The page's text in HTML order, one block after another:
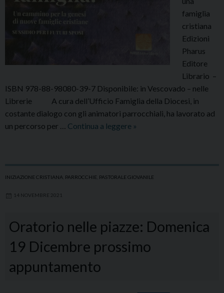
famiglia
cristiana
Edizioni
Pharus
Editore
Librario –
ISBN 978-88-98080-39-7 Disponibile: in Vescovado – nelle
Librerie A cura dell’Ufficio Famiglia della Diocesi, in
costante dialogo con gli animatori parrocchiali, ha lavorato ad
un percorso per … Continua a leggere Bella
Sussidi
verso
nozze
»
INIZIAZIONE CRISTIANA PARROCCHIE PASTORALE GIOVANILE
14 NOVEMBRE 2021
Oratorio nelle piazze: Domenica
19 Dicembre prossimo
appuntamento